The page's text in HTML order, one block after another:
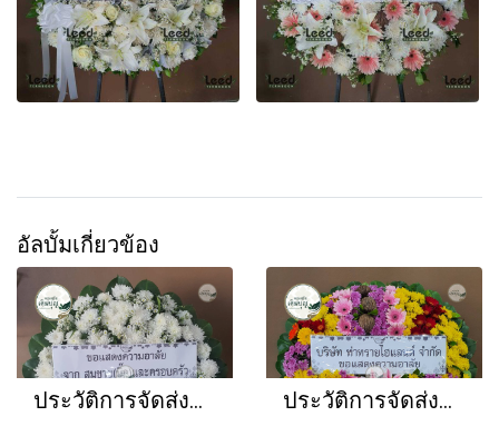
อัลบั้มเกี่ยวข้อง
ประวัติการจัดส่งพวงหรีด เดือนธันวาคม 2568 ประวัติการจัดส่งพวงหรีด เดือนพฤศจิกายน 2568